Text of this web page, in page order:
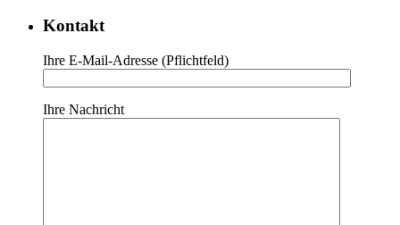
Kontakt
Ihre E-Mail-Adresse (Pflichtfeld)
Ihre Nachricht